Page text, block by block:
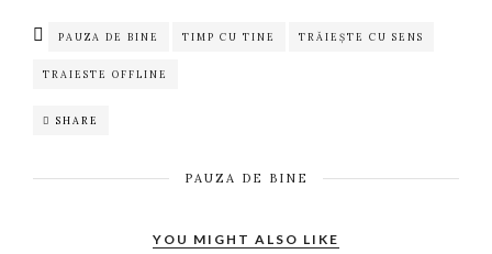
PAUZA DE BINE TIMP CU TINE TRĂIEȘTE CU SENS
TRAIESTE OFFLINE
SHARE
PAUZA DE BINE
YOU MIGHT ALSO LIKE